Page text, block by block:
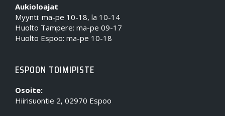
Aukioloajat
Myynti: ma-pe 10-18, la 10-14
Huolto Tampere: ma-pe 09-17
Huolto Espoo: ma-pe 10-18
ESPOON TOIMIPISTE
Osoite:
Hiirisuontie 2, 02970 Espoo